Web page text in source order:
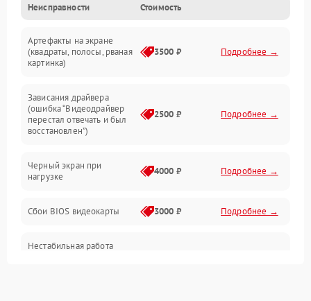
Перегрев и термопроблемы
Видео
Интерфейсные и коммуникационные проблемы
Электропитание
ПО
Электронные компоненты
Неисправности Стоимость
Артефакты на экране
(квадраты, полосы, рваная
картинка)
3500 ₽ Подробнее →
Зависания драйвера
(ошибка “Видеодрайвер
перестал отвечать и был
восстановлен”)
2500 ₽ Подробнее →
Черный экран при
нагрузке
4000 ₽ Подробнее →
Сбои BIOS видеокарты 3000 ₽ Подробнее →
Нестабильная работа